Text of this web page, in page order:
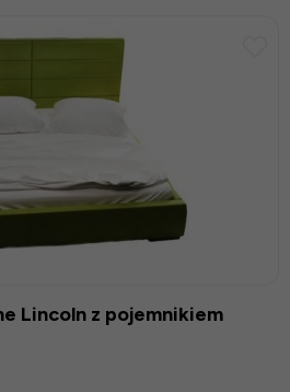
Lincoln z pojemnikiem